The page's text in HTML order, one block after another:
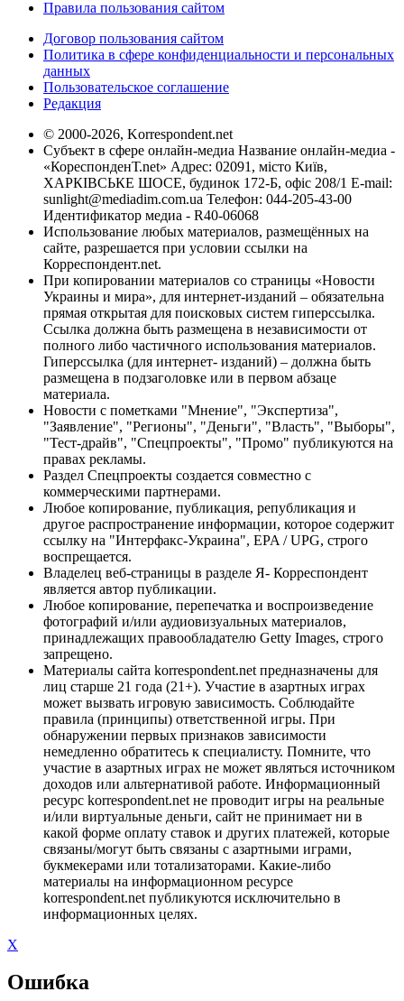
Правила пользования сайтом
Договор пользования сайтом
Политика в сфере конфиденциальности и персональных
данных
Пользовательское соглашение
Редакция
© 2000-2026, Korrespondent.net
Субъект в сфере онлайн-медиа Название онлайн-медиа -
«КореспонденТ.net» Адрес: 02091, місто Київ,
ХАРКІВСЬКЕ ШОСЕ, будинок 172-Б, офіс 208/1 E-mail:
sunlight@mediadim.com.ua Телефон: 044-205-43-00
Идентификатор медиа - R40-06068
Использование любых материалов, размещённых на
сайте, разрешается при условии ссылки на
Корреспондент.net.
При копировании материалов со страницы «Новости
Украины и мира», для интернет-изданий – обязательна
прямая открытая для поисковых систем гиперссылка.
Ссылка должна быть размещена в независимости от
полного либо частичного использования материалов.
Гиперссылка (для интернет- изданий) – должна быть
размещена в подзаголовке или в первом абзаце
материала.
Новости с пометками "Мнение", "Экспертиза",
"Заявление", "Регионы", "Деньги", "Власть", "Выборы",
"Тест-драйв", "Спецпроекты", "Промо" публикуются на
правах рекламы.
Раздел Спецпроекты создается совместно с
коммерческими партнерами.
Любое копирование, публикация, републикация и
другое распространение информации, которое содержит
ссылку на "Интерфакс-Украина", EPA / UPG, строго
воспрещается.
Владелец веб-страницы в разделе Я- Корреспондент
является автор публикации.
Любое копирование, перепечатка и воспроизведение
фотографий и/или аудиовизуальных материалов,
принадлежащих правообладателю Getty Images, строго
запрещено.
Материалы сайта korrespondent.net предназначены для
лиц старше 21 года (21+). Участие в азартных играх
может вызвать игровую зависимость. Соблюдайте
правила (принципы) ответственной игры. При
обнаружении первых признаков зависимости
немедленно обратитесь к специалисту. Помните, что
участие в азартных играх не может являться источником
доходов или альтернативой работе. Информационный
ресурс korrespondent.net не проводит игры на реальные
и/или виртуальные деньги, сайт не принимает ни в
какой форме оплату ставок и других платежей, которые
связаны/могут быть связаны с азартными играми,
букмекерами или тотализаторами. Какие-либо
материалы на информационном ресурсе
korrespondent.net публикуются исключительно в
информационных целях.
X
Ошибка